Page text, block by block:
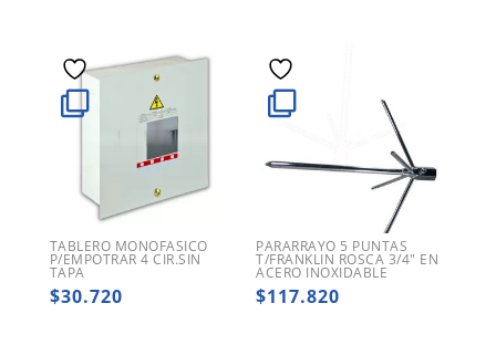
TABLERO MONOFASICO
P/EMPOTRAR 4 CIR.SIN
TAPA
$30.720
PARARRAYO 5 PUNTAS
T/FRANKLIN ROSCA 3/4″ EN
ACERO INOXIDABLE
$117.820